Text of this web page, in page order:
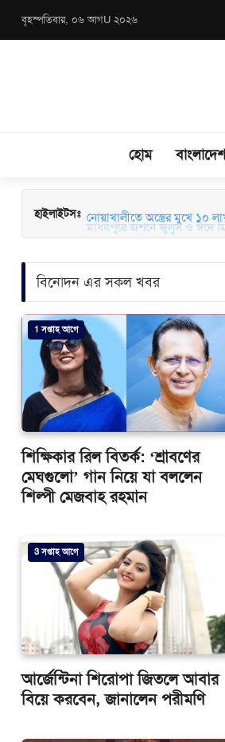
বৃহস্পতিবার, ০৬ আগU ২০২৬
হোম বাংলাদেশ
হাইলাইটসঃ মাধবপুরে জশনে জুলুস ও ঈদে
বিনোদন এর সকল খবর
1 সপ্তাহ আগে
শিক্ষিকার রিল বিতর্ক: ‘শ্রাবণের
মেঘগুলো’ গান নিয়ে যা বললেন
শিল্পী মেজবাহ রহমান
3 সপ্তাহ আগে
আর্জেন্টিনা শিরোপা জিতলে আবার
বিয়ে করবেন, জানালেন পরীমণি